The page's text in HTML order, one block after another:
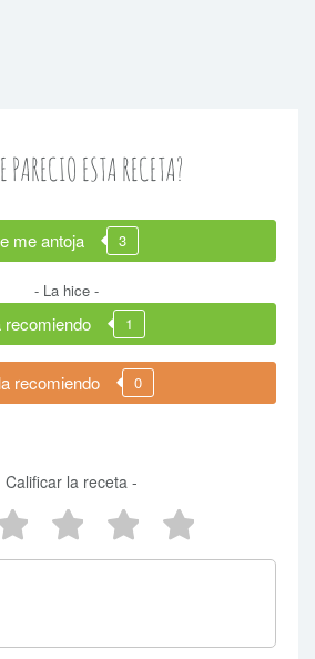
PARECIO ESTA RECETA?
me antoja 3
- La hice -
recomiendo 1
recomiendo 0
Calificar la receta -
2 estrellas
3 estrellas
4 estrellas
estrellas